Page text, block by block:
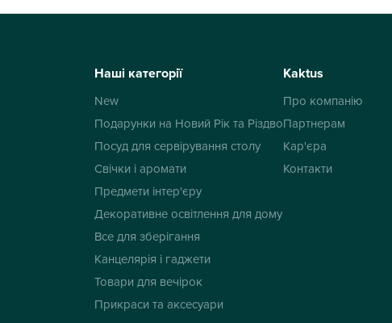
Наші категорії
New
Подарунки на Новий Рік та Різдво
Посуд для сервірування столу
Свічки і аромати
Предмети інтер'єру
Декоративне освітлення для дому
Все для зберігання
Канцелярія і гаджети
Товари для вечірок
Прикраси та аксесуари
Kaktus
Про компанію
Партнерам
Кар'єра
Контакти